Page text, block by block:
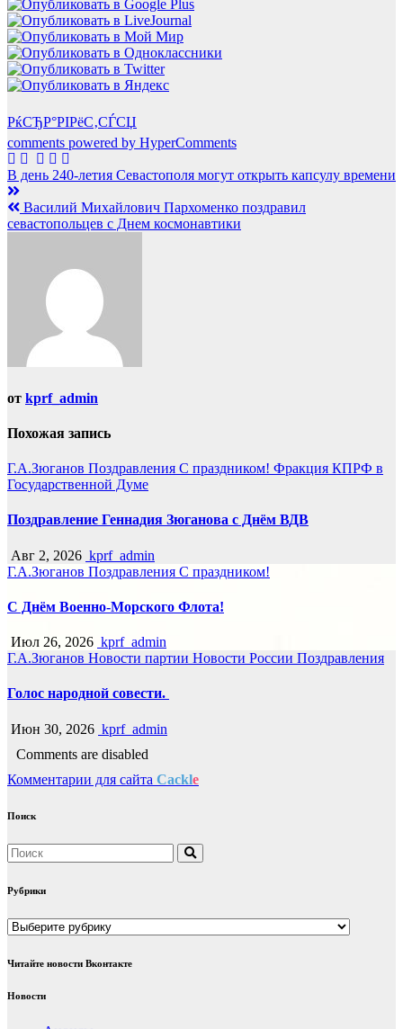
РќСЂР°РІРёС‚СЃСЏ
comments powered by HyperComments
Навигация
по
записям
В день 240-летия Севастополя могут открыть капсулу времени
Василий Михайлович Пархоменко поздравил
севастопольцев с Днем космонавтики
от kprf_admin
Похожая запись
Г.А.Зюганов Поздравления С праздником! Фракция КПРФ в
Государственной Думе
Поздравление Геннадия Зюганова с Днём ВДВ
Авг 2, 2026 kprf_admin
Г.А.Зюганов Поздравления С праздником!
С Днём Военно-Морского Флота!
Июл 26, 2026 kprf_admin
Г.А.Зюганов Новости партии Новости России Поздравления
Голос народной совести.
Июн 30, 2026 kprf_admin
Comments are disabled
Комментарии для сайта Cackle
Поиск
Рубрики
Рубрики
Читайте новости Вконтакте
Новости